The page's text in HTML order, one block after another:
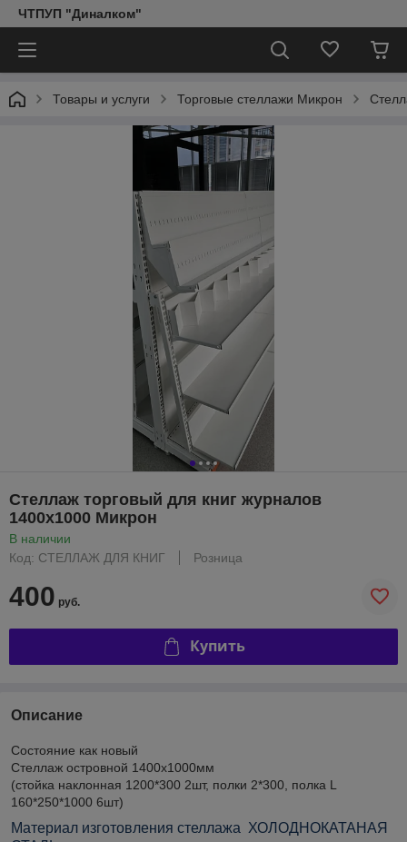
ЧТПУП "Диналком"
Товары и услуги Торговые стеллажи Микрон
Стеллаж торговый для книг журналов
1400х1000 Микрон
В наличии
Код: СТЕЛЛАЖ ДЛЯ КНИГ
Розница
400 руб.
Купить
Описание
Состояние как новый
Стеллаж островной 1400х1000мм
(стойка наклонная 1200*300 2шт, полки 2*300, полка L
160*250*1000 6шт)
Материал изготовления стеллажа ХОЛОДНОКАТАНАЯ